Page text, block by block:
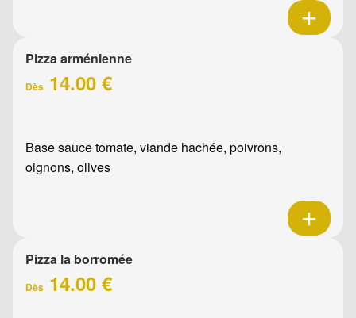
Pizza arménienne
Dès 14.00 €
Base sauce tomate, viande hachée, poivrons,
oignons, olives
Pizza la borromée
Dès 14.00 €